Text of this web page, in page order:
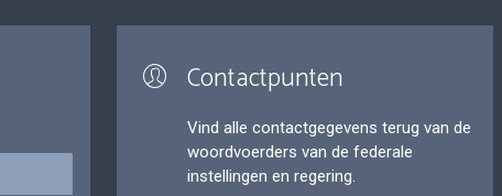
Contactpunten
Vind alle contactgegevens terug van de
woordvoerders van de federale
instellingen en regering.